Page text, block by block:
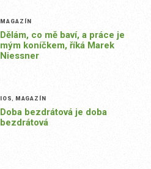
MAGAZÍN
Dělám, co mě baví, a práce je
mým koníčkem, říká Marek
Niessner
IOS MAGAZÍN
Doba bezdrátová je doba
bezdrátová